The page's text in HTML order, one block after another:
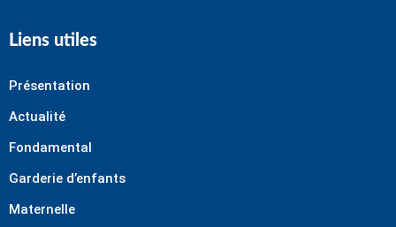
Liens utiles
Présentation
Actualité
Fondamental
Garderie d’enfants
Maternelle